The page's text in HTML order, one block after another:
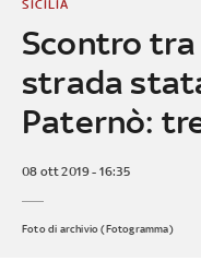
Scontro
strada
Paternò:
SICILIA
08 ott 2019 - 16:35
Foto di archivio (Fotogramma)